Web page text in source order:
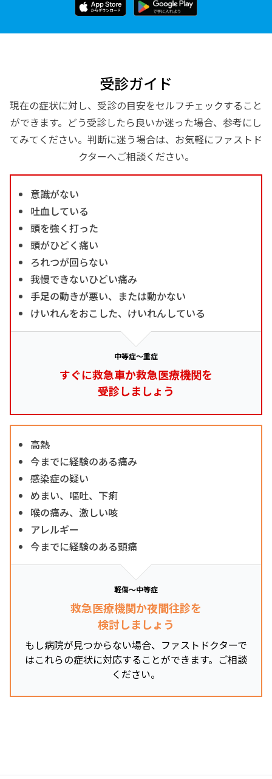
受診ガイド
現在の症状に対し、受診の目安をセルフチェックすること
ができます。どう受診したら良いか迷った場合、参考にし
てみてください。判断に迷う場合は、お気軽にファストド
クターへご相談ください。
意識がない
吐血している
頭を強く打った
頭がひどく痛い
ろれつが回らない
我慢できないひどい痛み
手足の動きが悪い、または動かない
けいれんをおこした、けいれんしている
中等症～重症
すぐに救急車か救急医療機関を
受診しましょう
高熱
今までに経験のある痛み
感染症の疑い
めまい、嘔吐、下痢
喉の痛み、激しい咳
アレルギー
今までに経験のある頭痛
軽傷～中等症
救急医療機関か夜間往診を
検討しましょう
もし病院が見つからない場合、ファストドクターで
はこれらの症状に対応することができます。ご相談
ください。